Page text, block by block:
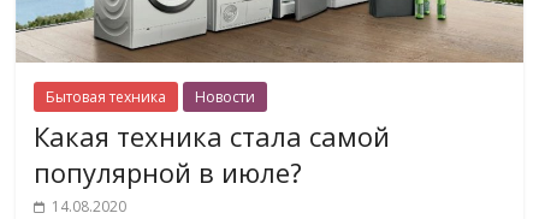
Бытовая техника Новости
Какая техника стала самой
популярной в июле?
14.08.2020